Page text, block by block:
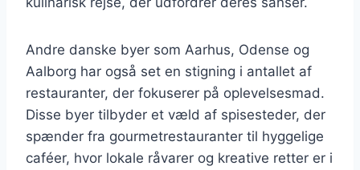
Andre danske byer som Aarhus, Odense og
Aalborg har også set en stigning i antallet af
restauranter, der fokuserer på oplevelsesmad.
Disse byer tilbyder et væld af spisesteder, der
spænder fra gourmetrestauranter til hyggelige
caféer, hvor lokale råvarer og kreative retter er i